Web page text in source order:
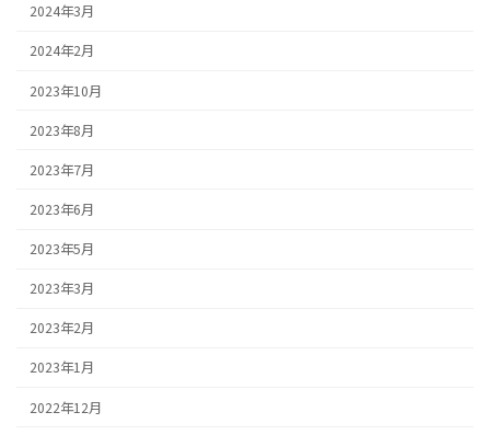
2024年3月
2024年2月
2023年10月
2023年8月
2023年7月
2023年6月
2023年5月
2023年3月
2023年2月
2023年1月
2022年12月